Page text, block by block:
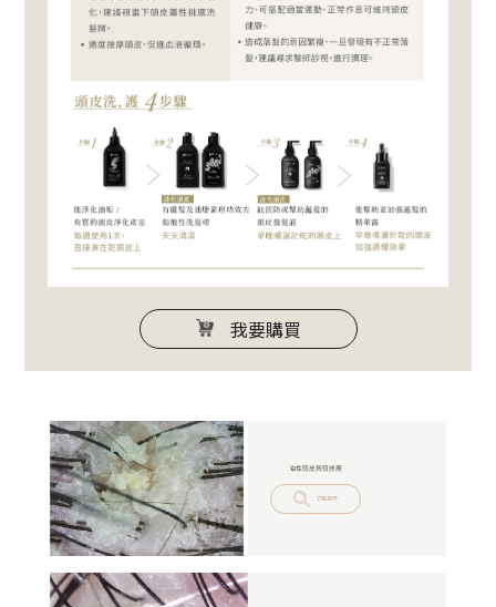
我要購買
油性頭皮屑頭皮癢
了解更多